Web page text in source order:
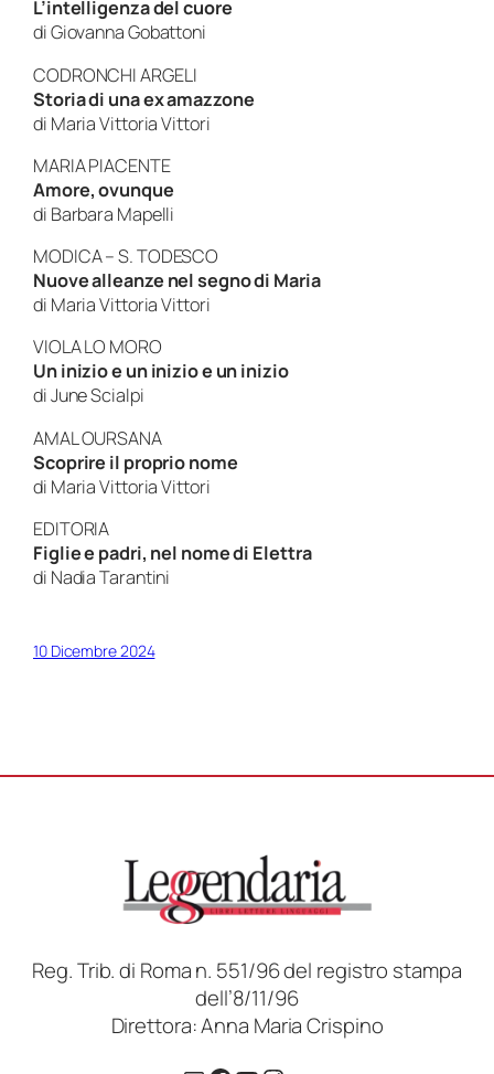
L’intelligenza del cuore
diGiovanna Gobattoni
CODRONCHI ARGELI
Storia di una ex amazzone
di Maria Vittoria Vittori
MARIA PIACENTE
Amore, ovunque
di Barbara Mapelli
MODICA – S. TODESCO
Nuove alleanze nel segno di Maria
di Maria Vittoria Vittori
VIOLA LO MORO
Un inizio e un inizio e un inizio
diJune Scialpi
AMAL OURSANA
Scoprire il proprio nome
di Maria Vittoria Vittori
EDITORIA
Figlie e padri, nel nome di Elettra
di Nadia Tarantini
10 Dicembre 2024
Reg. Trib. di Roma n. 551/96 del registro stampa
dell’8/11/96
Direttora: Anna Maria Crispino